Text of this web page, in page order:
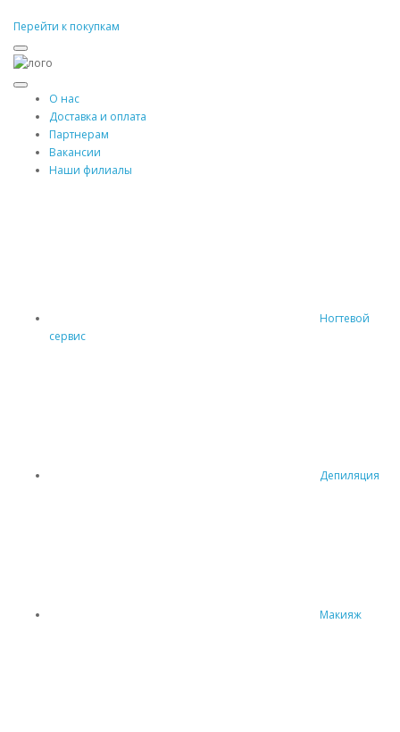
Перейти к покупкам
О нас
Доставка и оплата
Партнерам
Вакансии
Наши филиалы
Ногтевой
сервис
Депиляция
Макияж